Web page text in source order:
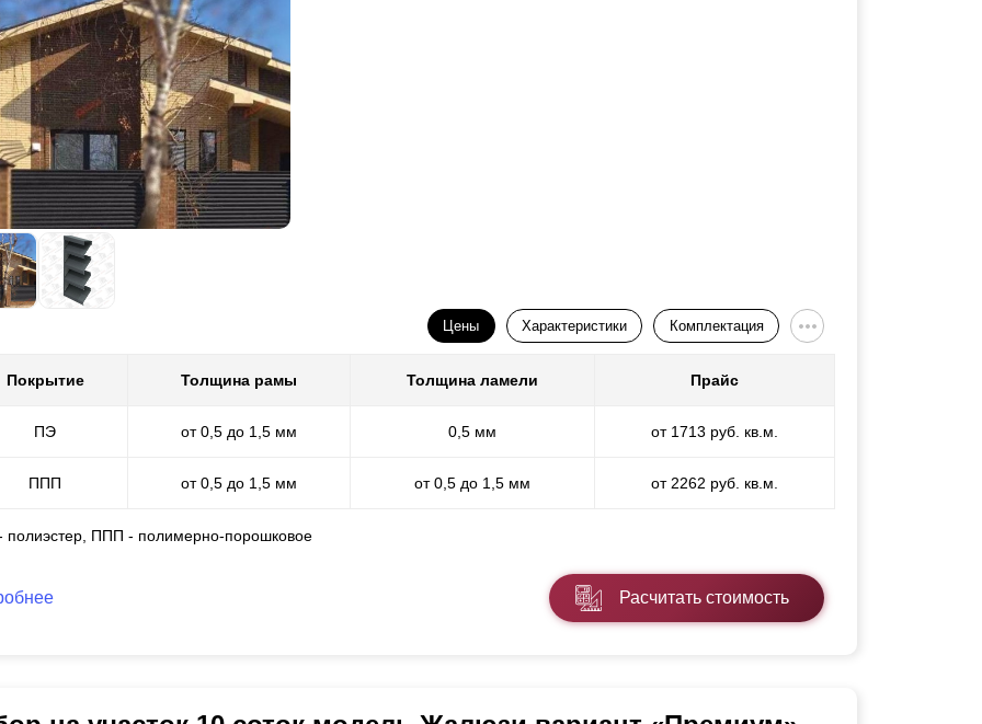
Цены Характеристики Комплектация
Покрытие Толщина рамы Толщина ламели Прайс
ПЭ от 0,5 до 1,5 мм 0,5 мм от 1713 руб. кв.м.
ППП от 0,5 до 1,5 мм от 0,5 до 1,5 мм от 2262 руб. кв.м.
полиэстер, ППП - полимерно-порошковое
Расчитать стоимость